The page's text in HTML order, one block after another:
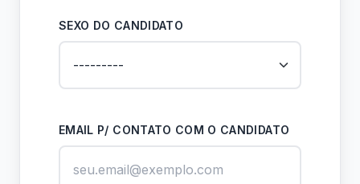
SEXO DO CANDIDATO
EMAIL P/ CONTATO COM O CANDIDATO